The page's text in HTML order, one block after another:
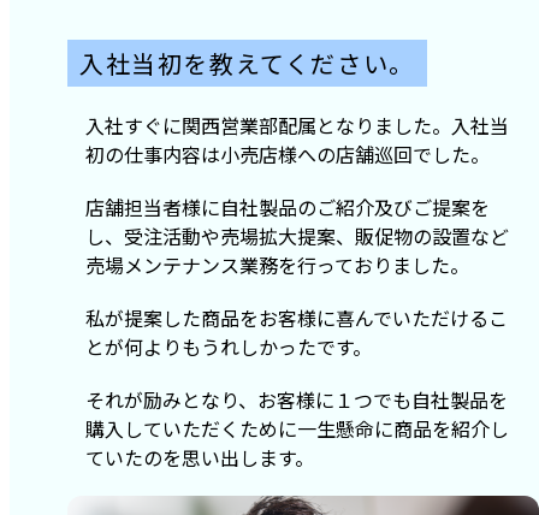
入社当初を教えてください。
入社すぐに関西営業部配属となりました。入社当
初の仕事内容は小売店様への店舗巡回でした。
店舗担当者様に自社製品のご紹介及びご提案を
し、受注活動や売場拡大提案、販促物の設置など
売場メンテナンス業務を行っておりました。
私が提案した商品をお客様に喜んでいただけるこ
とが何よりもうれしかったです。
それが励みとなり、お客様に１つでも自社製品を
購入していただくために一生懸命に商品を紹介し
ていたのを思い出します。